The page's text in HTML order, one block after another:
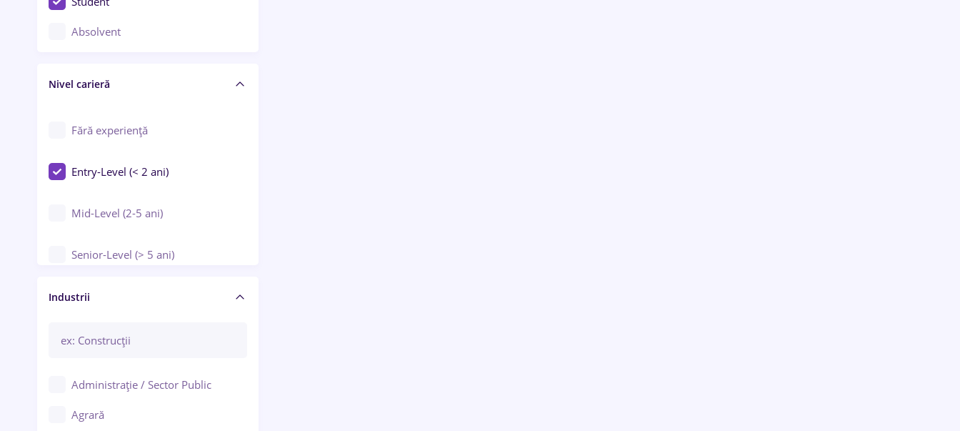
Controlul calității
Educație / Training / Arte
Absolvent
Nivel carieră
Fără experiență
Entry-Level (< 2 ani)
Mid-Level (2-5 ani)
Senior-Level (> 5 ani)
Manager / Executiv
Industrii
Administrație / Sector Public
Agrară